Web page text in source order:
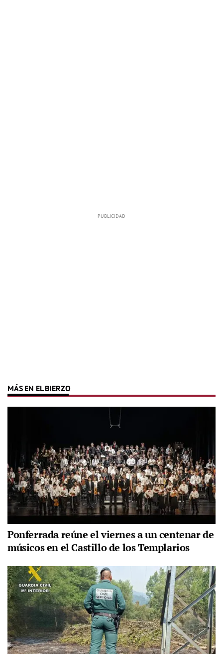
MÁS EN EL BIERZO
Ponferrada reúne el viernes a un centenar de
músicos en el Castillo de los Templarios